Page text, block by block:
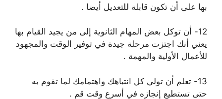
ﺑﻬﺎ ﻋﻠﻰ ﺃﻥ ﺗﻜﻮﻥ ﻗﺎﺑﻠﺔ ﻟﻠﺘﻌﺪﻳﻞ ﺃﻳﻀﺎ .
12- ﺃﻥ ﺗﻮﻛﻞ ﺑﻌﺾ ﺍﻟﻤﻬﺎﻡ ﺍﻟﺜﺎﻧﻮﻳﺔ ﺇﻟﻰ ﻣﻦ ﻳﺠﻴﺪ ﺍﻟﻘﻴﺎﻡ ﺑﻬﺎ
ﻳﻌﻨﻲ ﺃﻧﻚ ﺍﺟﺘﺰﺕ ﻣﺮﺣﻠﺔ ﺟﻴﺪﺓ ﻓﻲ ﺗﻮﻓﻴﺮ ﺍﻟﻮﻗﺖ ﻭﺍﻟﻤﺠﻬﻮﺩ
ﻟﻸ‌ﻋﻤﺎﻝ ﺍﻷﻭﻟﻴﺔ ﻭﺍﻟﻤﻬﻤﺔ .
13- ﺗﻌﻠﻢ ﺃﻥ ﺗﻮﻟﻲ ﻛﻞ ﺍﻧﺘﺒﺎﻫﻚ ﻭﺍﻫﺘﻤﺎﻣﻚ ﻟﻤﺎ ﺗﻘﻮﻡ ﺑﻪ
ﺣﺘﻰ ﺗﺴﺘﻄﻴﻊ ﺇﻧﺠﺎﺯﻩ ﻓﻲ ﺃﺳﺮﻉ ﻭﻗﺖ ﻗﻢ .